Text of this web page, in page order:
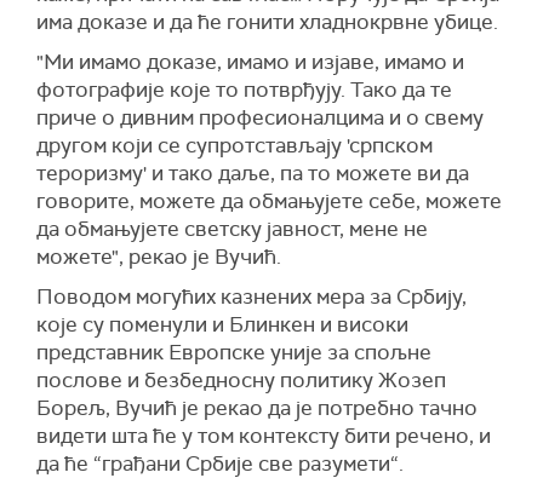
има доказе и да ће гонити хладнокрвне убице.
"Ми имамо доказе, имамо и изјаве, имамо и
фотографије које то потврђују. Тако да те
приче о дивним професионалцима и о свему
другом који се супротстављају 'српском
тероризму' и тако даље, па то можете ви да
говорите, можете да обмањујете себе, можете
да обмањујете светску јавност, мене не
можете", рекао је Вучић.
Поводом могућих казнених мера за Србију,
које су поменули и Блинкен и високи
представник Европске уније за спољне
послове и безбедносну политику Жозеп
Борељ, Вучић је рекао да је потребно тачно
видети шта ће у том контексту бити речено, и
да ће “грађани Србије све разумети“.